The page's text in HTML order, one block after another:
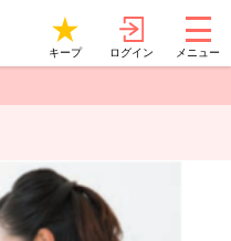
キープ ログイン メニュー